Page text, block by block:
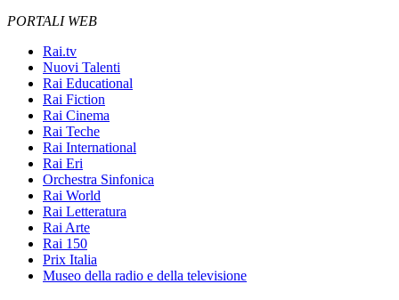
PORTALI WEB
Rai.tv
Nuovi Talenti
Rai Educational
Rai Fiction
Rai Cinema
Rai Teche
Rai International
Rai Eri
Orchestra Sinfonica
Rai World
Rai Letteratura
Rai Arte
Rai 150
Prix Italia
Museo della radio e della televisione